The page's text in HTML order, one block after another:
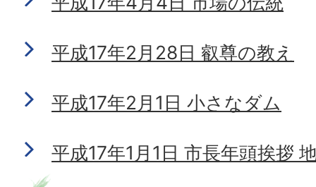
平成17年2月28日 叡尊の教え
平成17年2月1日 小さなダム
平成17年1月1日 市長年頭挨拶